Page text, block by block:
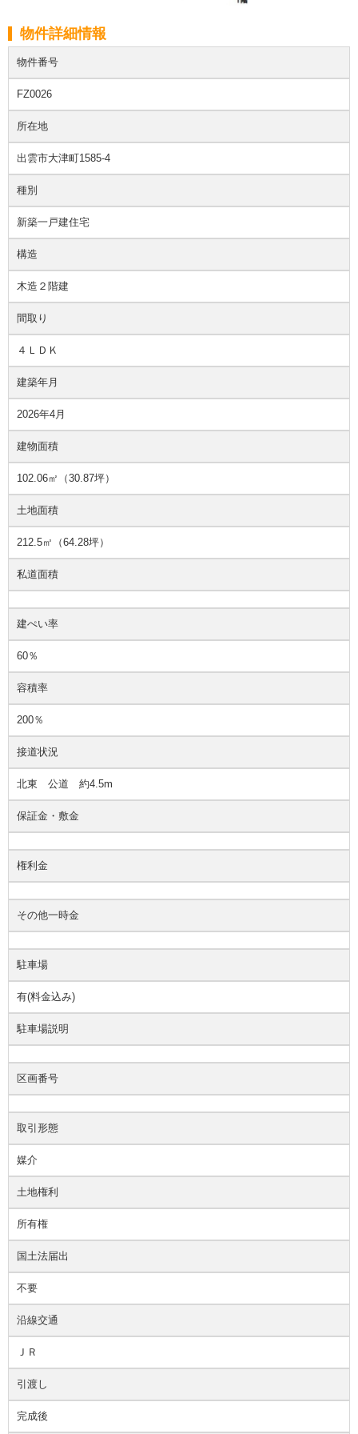
物件詳細情報
物件番号
FZ0026
所在地
出雲市大津町1585-4
種別
新築一戸建住宅
構造
木造２階建
間取り
４ＬＤＫ
建築年月
2026年4月
建物面積
102.06㎡（30.87坪）
土地面積
212.5㎡（64.28坪）
私道面積
建ぺい率
60％
容積率
200％
接道状況
北東 公道 約4.5m
保証金・敷金
権利金
その他一時金
駐車場
有(料金込み)
駐車場説明
区画番号
取引形態
媒介
土地権利
所有権
国土法届出
不要
沿線交通
ＪＲ
引渡し
完成後